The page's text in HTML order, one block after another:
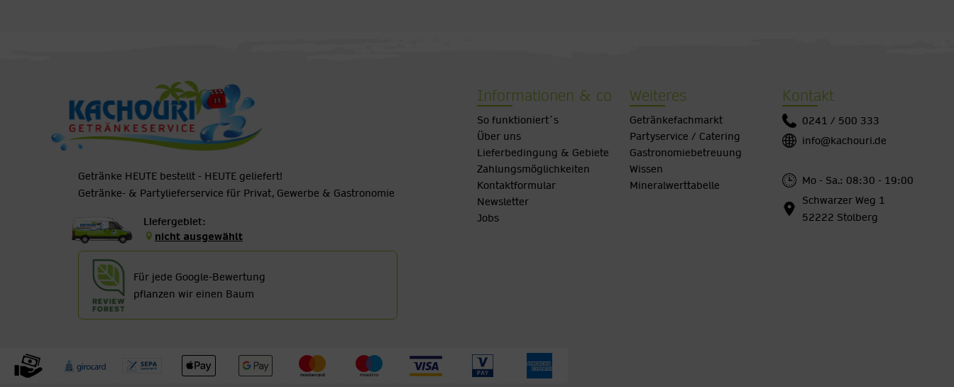
Getränke HEUTE bestellt - HEUTE geliefert!
Getränke- & Partylieferservice für Privat, Gewerbe & Gastronomie
Liefergebiet:
nicht ausgewählt
Für jede Google-Bewertung
pflanzen wir einen Baum
Informationen & co
So funktioniert´s
Über uns
Lieferbedingung & Gebiete
Zahlungsmöglichkeiten
Kontaktformular
Newsletter
Jobs
Weiteres
Getränkefachmarkt
Partyservice / Catering
Gastronomiebetreuung
Wissen
Mineralwerttabelle
Kontakt
0241 / 500 333
info@kachouri.de
Mo - Sa.: 08:30 - 19:00
Schwarzer Weg 1
52222 Stolberg